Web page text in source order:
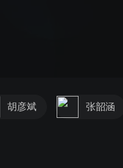
胡彦斌 张韶涵